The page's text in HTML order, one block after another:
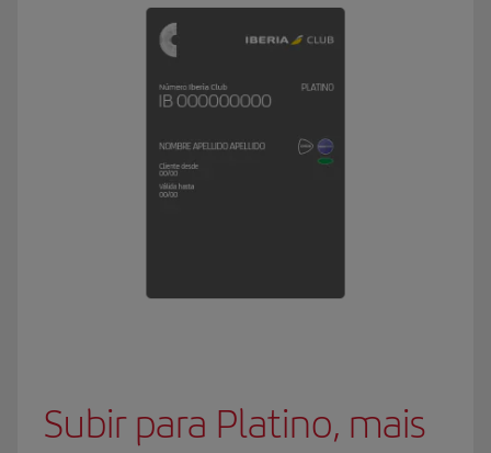
Subir para Platino, mais